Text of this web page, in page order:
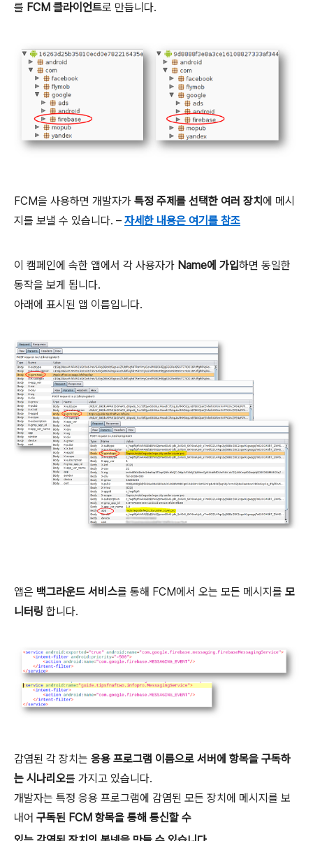
를 FCM 클라이언트로 만듭니다.
FCM을 사용하면 개발자가 특정 주제를 선택한 여러 장치에 메시
지를 보낼 수 있습니다. – 자세한 내용은 여기를 참조
이 캠페인에 속한 앱에서 각 사용자가 Name에 가입하면 동일한
동작을 보게 됩니다.
아래에 표시된 앱 이름입니다.
앱은 백그라운드 서비스를 통해 FCM에서 오는 모든 메시지를 모
니터링 합니다.
감염된 각 장치는 응용 프로그램 이름으로 서버에 항목을 구독하
는 시나리오를 가지고 있습니다.
개발자는 특정 응용 프로그램에 감염된 모든 장치에 메시지를 보
내어 구독된 FCM 항목을 통해 통신할 수